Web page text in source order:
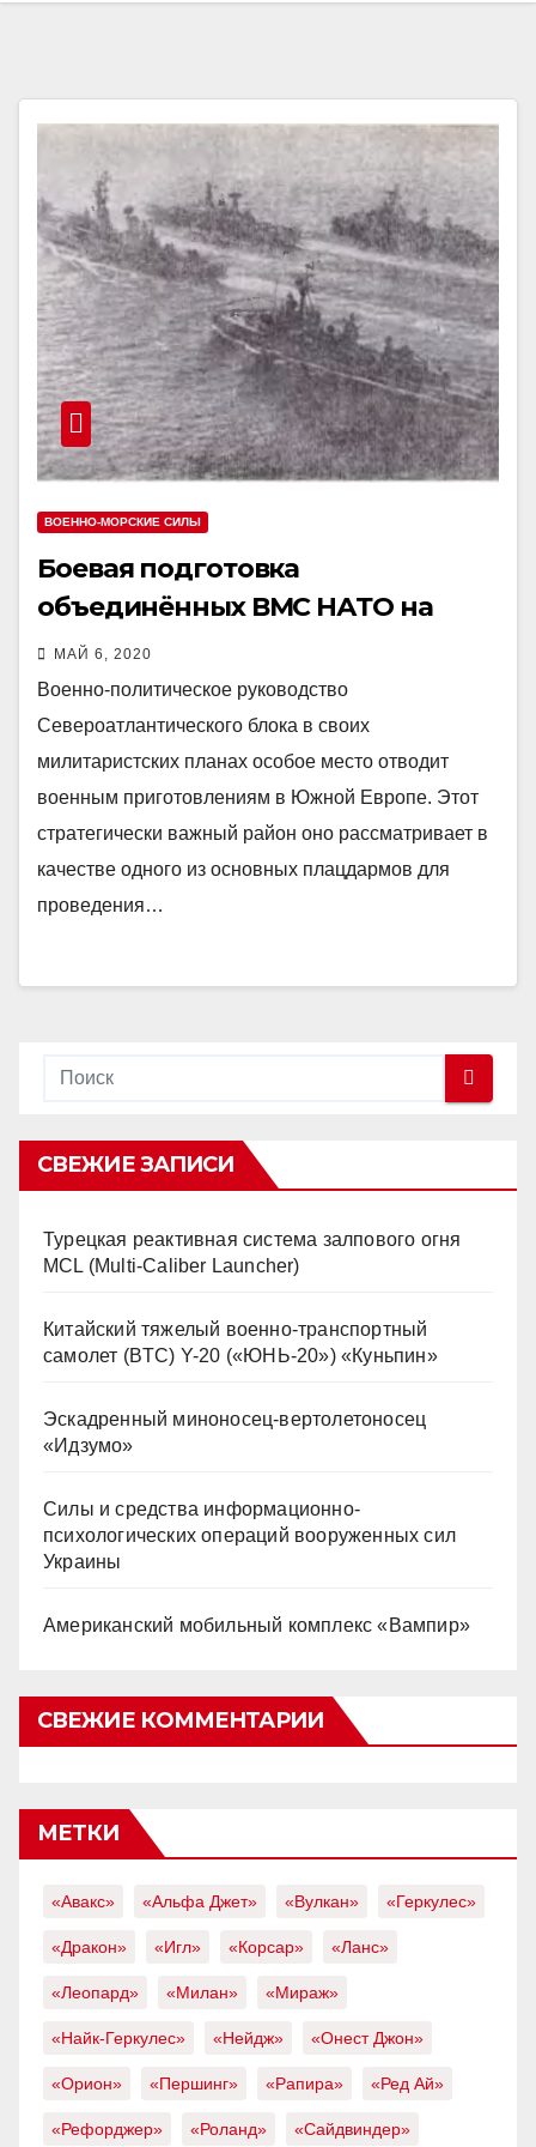
ВОЕННО-МОРСКИЕ СИЛЫ
Боевая подготовка
объединённых ВМС НАТО на
Средиземном море
МАЙ 6, 2020
Военно-политическое руководство
Североатлантического блока в своих
милитаристских планах особое место отводит
военным приготовлениям в Южной Европе. Этот
стратегически важный район оно рассматривает в
качестве одного из основных плацдармов для
проведения…
СВЕЖИЕ ЗАПИСИ
Турецкая реактивная система залпового огня
MCL (Multi-Caliber Launcher)
Китайский тяжелый военно-транспортный
самолет (BTC) Y-20 («ЮНЬ-20») «Куньпин»
Эскадренный миноносец-вертолетоносец
«Идзумо»
Силы и средства информационно-
психологических операций вооруженных сил
Украины
Американский мобильный комплекс «Вампир»
СВЕЖИЕ КОММЕНТАРИИ
МЕТКИ
«Авакс» «Альфа Джет» «Вулкан» «Геркулес»
«Дракон» «Игл» «Корсар» «Ланс»
«Леопард» «Милан» «Мираж»
«Найк-Геркулес» «Нейдж» «Онест Джон»
«Орион» «Першинг» «Рапира» «Ред Ай»
«Рефорджер» «Роланд» «Сайдвиндер»